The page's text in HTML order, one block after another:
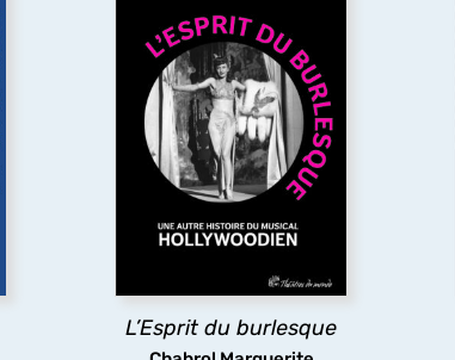
L’Esprit du burlesque
L’Esprit du burlesque
L’ouvrage revisite l’âge d’or
du film musical américain du
XXe siècle en y cherchant
l’héritage du théâtre
burlesquequi se trouve aux
origines du genre, mais que
le cinéma a en partie effacé
pour privilégier sa dimension